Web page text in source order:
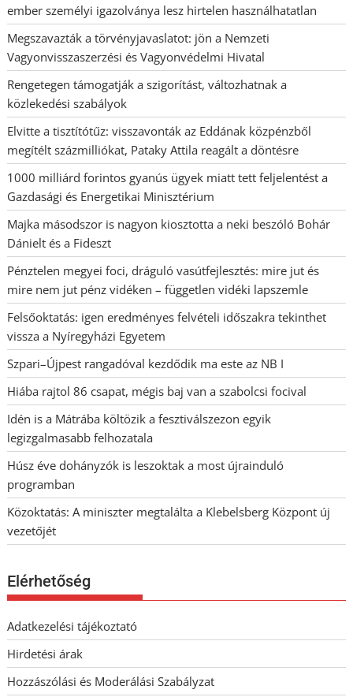
ember személyi igazolványa lesz hirtelen használhatatlan
Megszavazták a törvényjavaslatot: jön a Nemzeti
Vagyonvisszaszerzési és Vagyonvédelmi Hivatal
Rengetegen támogatják a szigorítást, változhatnak a
közlekedési szabályok
Elvitte a tisztítótűz: visszavonták az Eddának közpénzből
megítélt százmilliókat, Pataky Attila reagált a döntésre
1000 milliárd forintos gyanús ügyek miatt tett feljelentést a
Gazdasági és Energetikai Minisztérium
Majka másodszor is nagyon kiosztotta a neki beszóló Bohár
Dánielt és a Fideszt
Pénztelen megyei foci, dráguló vasútfejlesztés: mire jut és
mire nem jut pénz vidéken – független vidéki lapszemle
Felsőoktatás: igen eredményes felvételi időszakra tekinthet
vissza a Nyíregyházi Egyetem
Szpari–Újpest rangadóval kezdődik ma este az NB I
Hiába rajtol 86 csapat, mégis baj van a szabolcsi focival
Idén is a Mátrába költözik a fesztiválszezon egyik
legizgalmasabb felhozatala
Húsz éve dohányzók is leszoktak a most újrainduló
programban
Közoktatás: A miniszter megtalálta a Klebelsberg Központ új
vezetőjét
Elérhetőség
Adatkezelési tájékoztató
Hirdetési árak
Hozzászólási és Moderálási Szabályzat